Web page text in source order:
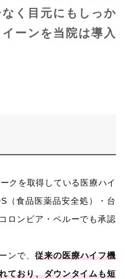
く目元にもしっか
ーンを当院は導入
クを取得している医療ハイ
（食品医薬品安全処）・台
ロンビア・ペルーでも承認
ンで、 従来の医療ハイフ機
ており、ダウンタイムも短